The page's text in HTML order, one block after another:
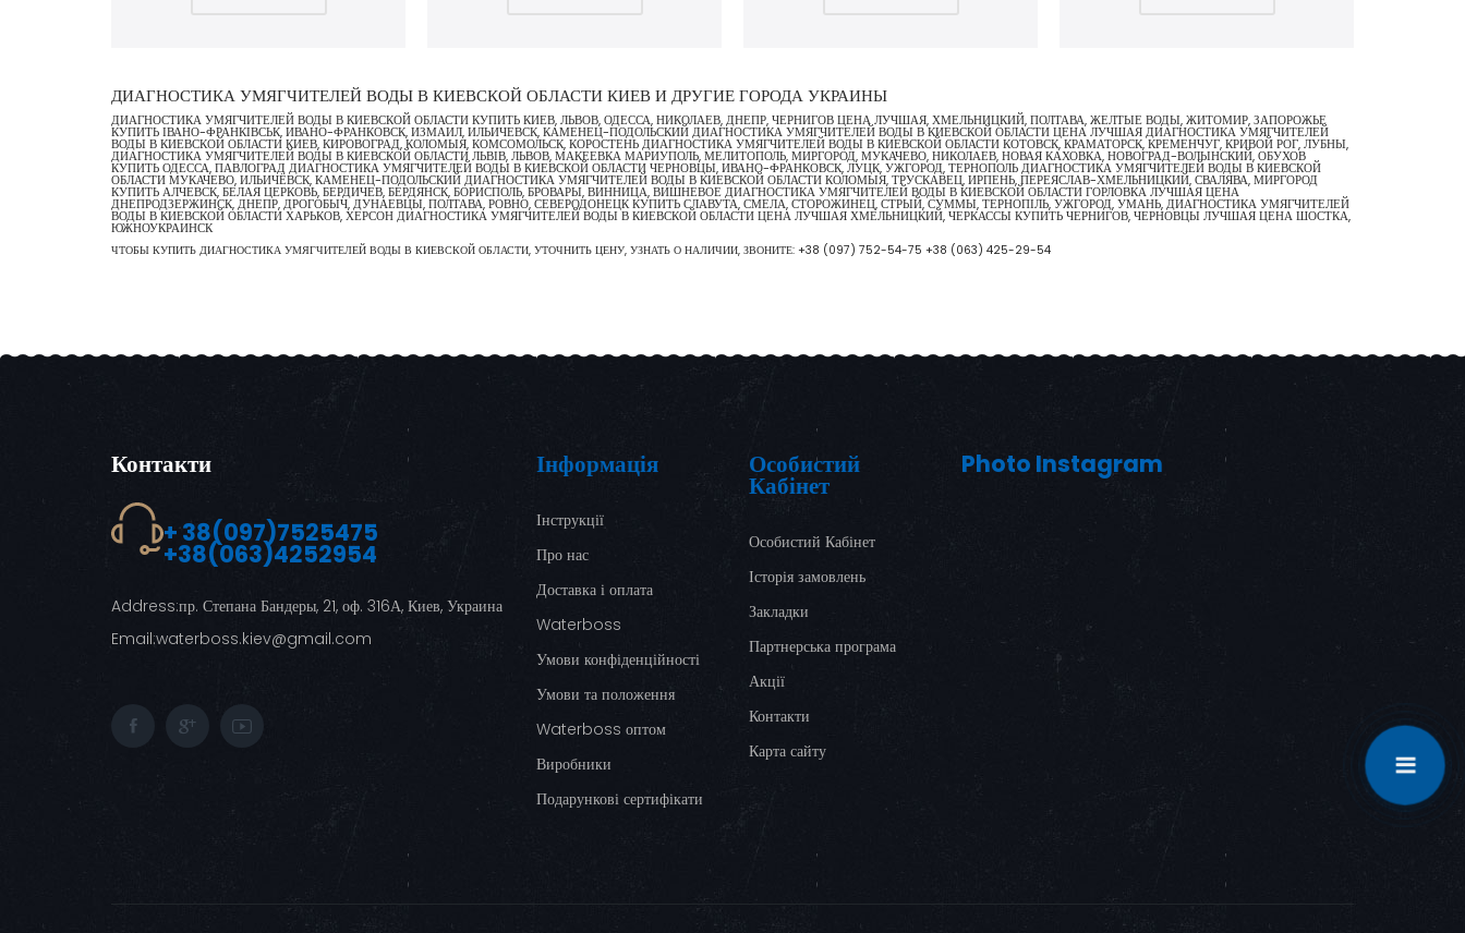
ДИАГНОСТИКА УМЯГЧИТЕЛЕЙ ВОДЫ В КИЕВСКОЙ ОБЛАСТИ КИЕВ И ДРУГИЕ ГОРОДА УКРАИНЫ
ДИАГНОСТИКА УМЯГЧИТЕЛЕЙ ВОДЫ В КИЕВСКОЙ ОБЛАСТИ КУПИТЬ КИЕВ, ЛЬВОВ, ОДЕССА, НИКОЛАЕВ, ДНЕПР, ЧЕРНИГОВ ЦЕНА ЛУЧШАЯ, ХМЕЛЬНИЦКИЙ, ПОЛТАВА, ЖЕЛТЫЕ ВОДЫ, ЖИТОМИР, ЗАПОРОЖЬЕ
КУПИТЬ ІВАНО-ФРАНКІВСЬК, ИВАНО-ФРАНКОВСК, ИЗМАИЛ, ИЛЬИЧЕВСК, КАМЕНЕЦ-ПОДОЛЬСКИЙ ДИАГНОСТИКА УМЯГЧИТЕЛЕЙ ВОДЫ В КИЕВСКОЙ ОБЛАСТИ ЦЕНА ЛУЧШАЯ ДИАГНОСТИКА УМЯГЧИТЕЛЕЙ
ВОДЫ В КИЕВСКОЙ ОБЛАСТИ КИЕВ, КИРОВОГРАД, КОЛОМЫЯ, КОМСОМОЛЬСК, КОРОСТЕНЬ ДИАГНОСТИКА УМЯГЧИТЕЛЕЙ ВОДЫ В КИЕВСКОЙ ОБЛАСТИ КОТОВСК, КРАМАТОРСК, КРЕМЕНЧУГ, КРИВОЙ РОГ, ЛУБНЫ,
ДИАГНОСТИКА УМЯГЧИТЕЛЕЙ ВОДЫ В КИЕВСКОЙ ОБЛАСТИ ЛЬВІВ, ЛЬВОВ, МАКЕЕВКА МАРИУПОЛЬ, МЕЛИТОПОЛЬ, МИРГОРОД, МУКАЧЕВО, НИКОЛАЕВ, НОВАЯ КАХОВКА, НОВОГРАД-ВОЛЫНСКИЙ, ОБУХОВ
КУПИТЬ ОДЕССА, ПАВЛОГРАД ДИАГНОСТИКА УМЯГЧИТЕЛЕЙ ВОДЫ В КИЕВСКОЙ ОБЛАСТИ ЧЕРНОВЦЫ, ИВАНО-ФРАНКОВСК, ЛУЦК, УЖГОРОД, ТЕРНОПОЛЬ ДИАГНОСТИКА УМЯГЧИТЕЛЕЙ ВОДЫ В КИЕВСКОЙ
ОБЛАСТИ МУКАЧЕВО, ИЛЬИЧЁВСК, КАМЕНЕЦ-ПОДОЛЬСКИЙ ДИАГНОСТИКА УМЯГЧИТЕЛЕЙ ВОДЫ В КИЕВСКОЙ ОБЛАСТИ КОЛОМЫЯ, ТРУСКАВЕЦ, ИРПЕНЬ, ПЕРЕЯСЛАВ-ХМЕЛЬНИЦКИЙ, СВАЛЯВА, МИРГОРОД
КУПИТЬ АЛЧЕВСК, БЕЛАЯ ЦЕРКОВЬ, БЕРДИЧЕВ, БЕРДЯНСК, БОРИСПОЛЬ, БРОВАРЫ, ВИННИЦА, ВИШНЕВОЕ ДИАГНОСТИКА УМЯГЧИТЕЛЕЙ ВОДЫ В КИЕВСКОЙ ОБЛАСТИ ГОРЛОВКА ЛУЧШАЯ ЦЕНА
ДНЕПРОДЗЕРЖИНСК, ДНЕПР, ДРОГОБЫЧ, ДУНАЕВЦЫ, ПОЛТАВА, РОВНО, СЕВЕРОДОНЕЦК КУПИТЬ СЛАВУТА, СМЕЛА, СТОРОЖИНЕЦ, СТРЫЙ, СУММЫ, ТЕРНОПІЛЬ, УЖГОРОД, УМАНЬ, ДИАГНОСТИКА УМЯГЧИТЕЛЕЙ
ВОДЫ В КИЕВСКОЙ ОБЛАСТИ ХАРЬКОВ, ХЕРСОН ДИАГНОСТИКА УМЯГЧИТЕЛЕЙ ВОДЫ В КИЕВСКОЙ ОБЛАСТИ ЦЕНА ЛУЧШАЯ ХМЕЛЬНИЦКИЙ, ЧЕРКАССЫ КУПИТЬ ЧЕРНИГОВ, ЧЕРНОВЦЫ ЛУЧШАЯ ЦЕНА ШОСТКА,
ЮЖНОУКРАИНСК
ЧТОБЫ КУПИТЬ ДИАГНОСТИКА УМЯГЧИТЕЛЕЙ ВОДЫ В КИЕВСКОЙ ОБЛАСТИ, УТОЧНИТЬ ЦЕНУ, УЗНАТЬ О НАЛИЧИИ, ЗВОНИТЕ: +38 (097) 752-54-75 +38 (063) 425-29-54
Контакти
+ 38(097)7525475
+38(063)4252954
Address:пр. Степана Бандеры, 21, оф. 316А, Киев, Украина
Email:waterboss.kiev@gmail.com
Інформація
Інструкції
Про нас
Доставка і оплата
Waterboss
Умови конфіденційності
Умови та положення
Waterboss оптом
Виробники
Подарункові сертифікати
Особистий
Кабінет
Особистий Кабінет
Історія замовлень
Закладки
Партнерська програма
Акції
Контакти
Карта сайту
Photo Instagram